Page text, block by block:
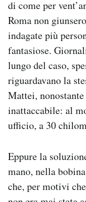
di come per
Roma non
indagate più
fantasiose.
lungo del caso,
riguardavano la
Mattei,
inattaccabile: al
ufficio, a 30
Eppure la
mano, nella
che, per motivi